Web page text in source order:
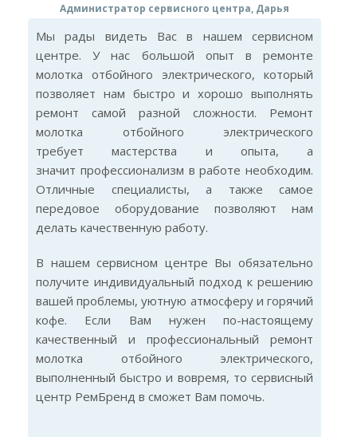
Администратор сервисного центра, Дарья
Мы рады видеть Вас в нашем сервисном
центре. У нас большой опыт в ремонте
молотка отбойного электрического, который
позволяет нам быстро и хорошо выполнять
ремонт самой разной сложности. Ремонт
молотка отбойного электрического
требует мастерства и опыта, а
значит профессионализм в работе необходим.
Отличные специалисты, а также самое
передовое оборудование позволяют нам
делать качественную работу.
В нашем сервисном центре Вы обязательно
получите индивидуальный подход к решению
вашей проблемы, уютную атмосферу и горячий
кофе. Если Вам нужен по-настоящему
качественный и профессиональный ремонт
молотка отбойного электрического,
выполненный быстро и вовремя, то сервисный
центр РемБренд в сможет Вам помочь.